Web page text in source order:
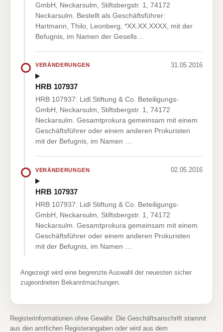
GmbH, Neckarsulm, Stiftsbergstr. 1, 74172
Neckarsulm. Bestellt als Geschäftsführer:
Hartmann, Thilo, Leonberg, *XX.XX.XXXX, mit der
Befugnis, im Namen der Gesells…
VERÄNDERUNGEN 31.05.2016
HRB 107937
HRB 107937: Lidl Stiftung & Co. Beteiligungs-
GmbH, Neckarsulm, Stiftsbergstr. 1, 74172
Neckarsulm. Gesamtprokura gemeinsam mit einem
Geschäftsführer oder einem anderen Prokuristen
mit der Befugnis, im Namen …
VERÄNDERUNGEN 02.05.2016
HRB 107937
HRB 107937: Lidl Stiftung & Co. Beteiligungs-
GmbH, Neckarsulm, Stiftsbergstr. 1, 74172
Neckarsulm. Gesamtprokura gemeinsam mit einem
Geschäftsführer oder einem anderen Prokuristen
mit der Befugnis, im Namen …
Angezeigt wird eine begrenzte Auswahl der neuesten sicher
zugeordneten Bekanntmachungen.
Registerinformationen ohne Gewähr. Die Geschäftsanschrift stammt
aus den amtlichen Registerangaben oder wird aus dem